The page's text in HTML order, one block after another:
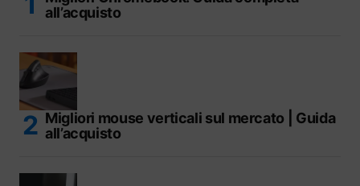
all’acquisto
Migliori mouse verticali sul mercato | Guida
all’acquisto